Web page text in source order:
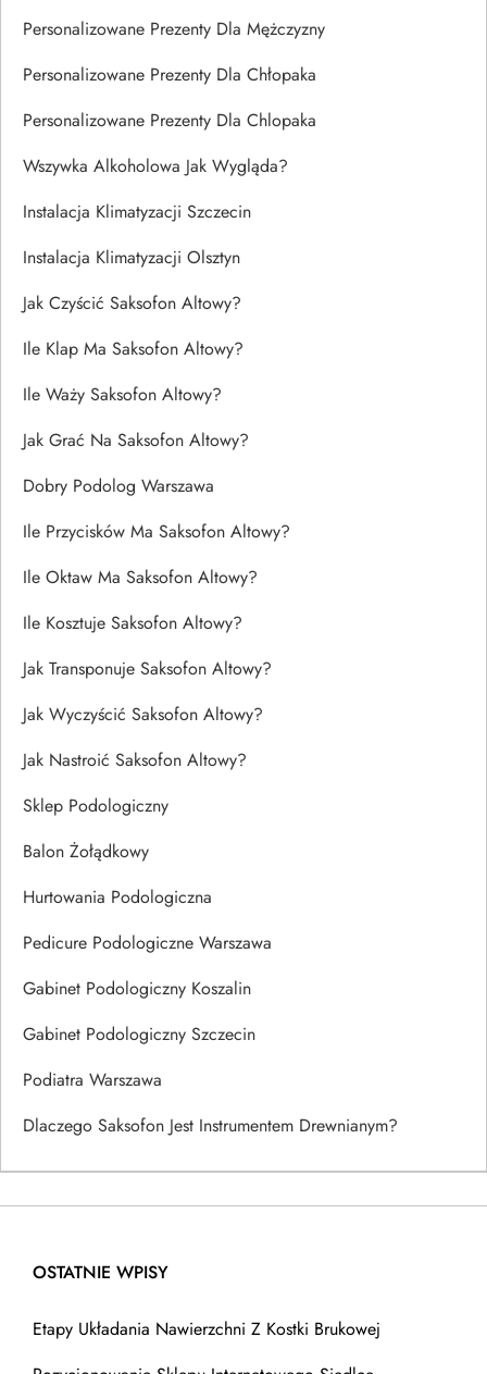
Personalizowane Prezenty Dla Mężczyzny
Personalizowane Prezenty Dla Chłopaka
Personalizowane Prezenty Dla Chlopaka
Wszywka Alkoholowa Jak Wygląda?
Instalacja Klimatyzacji Szczecin
Instalacja Klimatyzacji Olsztyn
Jak Czyścić Saksofon Altowy?
Ile Klap Ma Saksofon Altowy?
Ile Waży Saksofon Altowy?
Jak Grać Na Saksofon Altowy?
Dobry Podolog Warszawa
Ile Przycisków Ma Saksofon Altowy?
Ile Oktaw Ma Saksofon Altowy?
Ile Kosztuje Saksofon Altowy?
Jak Transponuje Saksofon Altowy?
Jak Wyczyścić Saksofon Altowy?
Jak Nastroić Saksofon Altowy?
Sklep Podologiczny
Balon Żołądkowy
Hurtowania Podologiczna
Pedicure Podologiczne Warszawa
Gabinet Podologiczny Koszalin
Gabinet Podologiczny Szczecin
Podiatra Warszawa
Dlaczego Saksofon Jest Instrumentem Drewnianym?
OSTATNIE WPISY
Etapy Układania Nawierzchni Z Kostki Brukowej